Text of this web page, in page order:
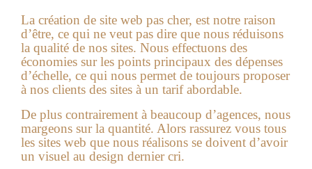
La création de site web pas cher, est notre raison
d’être, ce qui ne veut pas dire que nous réduisons
la qualité de nos sites. Nous effectuons des
économies sur les points principaux des dépenses
d’échelle, ce qui nous permet de toujours proposer
à nos clients des sites à un tarif abordable.
De plus contrairement à beaucoup d’agences, nous
margeons sur la quantité. Alors rassurez vous tous
les sites web que nous réalisons se doivent d’avoir
un visuel au design dernier cri.